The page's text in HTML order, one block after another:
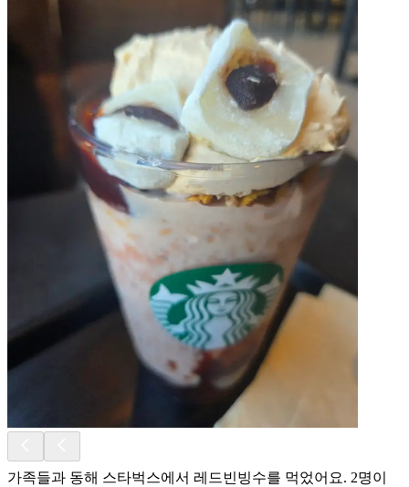
가족들과 동해 스타벅스에서 레드빈빙수를 먹었어요. 2명이